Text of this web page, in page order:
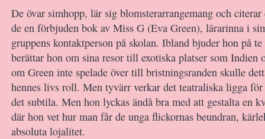
De övar simhopp, lär sig blomsterarrangemang och
de en förbjuden bok av Miss G (Eva Green), lärarinna i
gruppens kontaktperson på skolan. Ibland bjuder hon på
berättar hon om sina resor till exotiska platser som Indien
om Green inte spelade över till bristningsranden skulle
hennes livs roll. Men tyvärr verkar det teatraliska ligga för
det subtila. Men hon lyckas ändå bra med att gestalta en
där hon vet hur man får de unga flickornas beundran,
absoluta lojalitet.